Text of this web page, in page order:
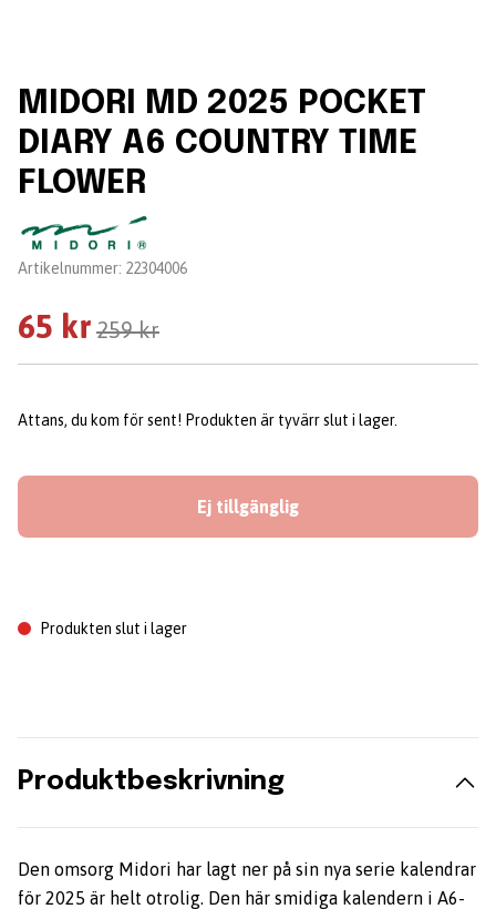
MIDORI MD 2025 POCKET
DIARY A6 COUNTRY TIME
FLOWER
Leverantör:
Artikelnummer: 22304006
65 kr 259 kr
Attans, du kom för sent! Produkten är tyvärr slut i lager.
Ej tillgänglig
Produkten slut i lager
Produktbeskrivning
Den omsorg Midori har lagt ner på sin nya serie kalendrar
för 2025 är helt otrolig. Den här smidiga kalendern i A6-